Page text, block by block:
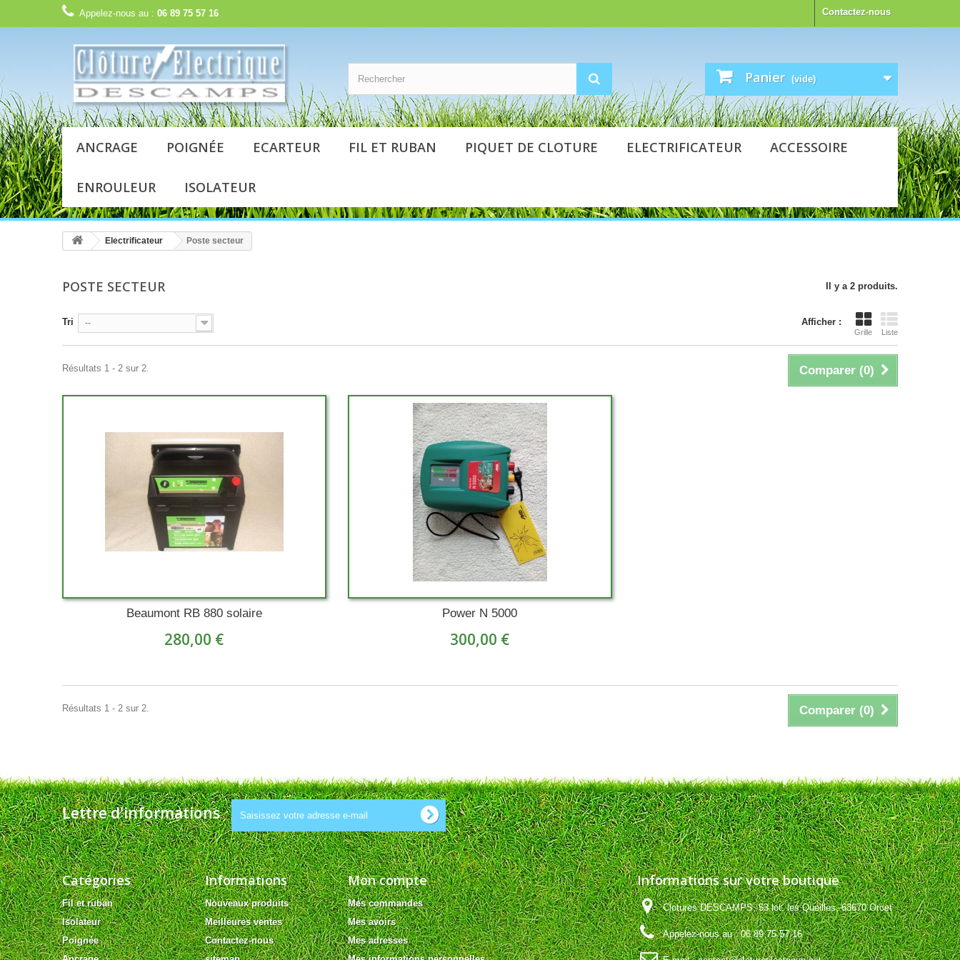
Contactez-nous
Appelez-nous au : 06 89 75 57 16
Panier (vide)
ANCRAGE POIGNÉE ECARTEUR FIL ET RUBAN PIQUET DE CLOTURE ELECTRIFICATEUR ACCESSOIRE
ENROULEUR ISOLATEUR
Electrificateur Poste secteur
POSTE SECTEUR Il y a 2 produits.
Afficher :
Grille Liste
Tri --
Comparer (0)
Résultats 1 - 2 sur 2.
Beaumont RB 880 solaire
280,00 €
Power N 5000
300,00 €
Comparer (0)
Résultats 1 - 2 sur 2.
Lettre d'informations
Catégories
Fil et ruban
Isolateur
Poignée
Informations
Nouveaux produits
Meilleures ventes
Contactez-nous
Mon compte
Mes commandes
Mes avoirs
Mes adresses
Informations sur votre boutique
Clotures DESCAMPS, 53 lot. les Queilles, 63670 Orcet
Appelez-nous au :06 89 75 57 16